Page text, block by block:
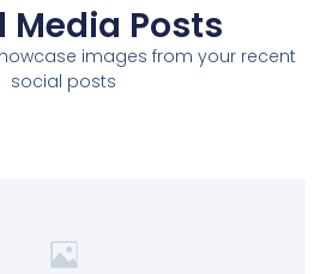
Media Posts
images from your recent
social posts